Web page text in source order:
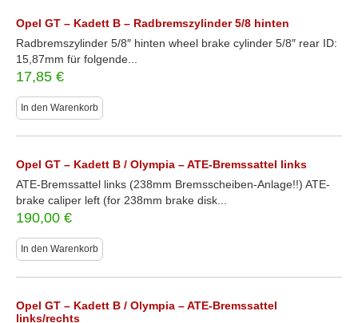
Opel GT – Kadett B – Radbremszylinder 5/8 hinten
Radbremszylinder 5/8″ hinten wheel brake cylinder 5/8″ rear ID:
15,87mm für folgende...
17,85 €
In den Warenkorb
Opel GT – Kadett B / Olympia – ATE-Bremssattel links
ATE-Bremssattel links (238mm Bremsscheiben-Anlage!!) ATE-
brake caliper left (for 238mm brake disk...
190,00 €
In den Warenkorb
Opel GT – Kadett B / Olympia – ATE-Bremssattel
links/rechts